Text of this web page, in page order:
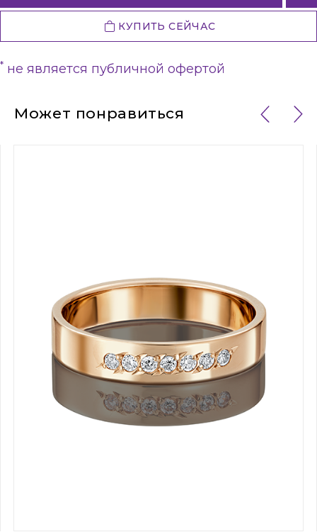
КУПИТЬ СЕЙЧАС
* не является публичной офертой
Может понравиться